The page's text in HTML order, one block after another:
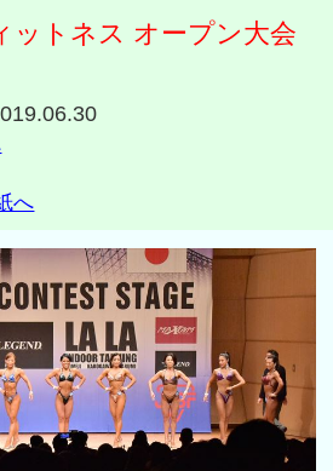
ットネス オープン大会
へ